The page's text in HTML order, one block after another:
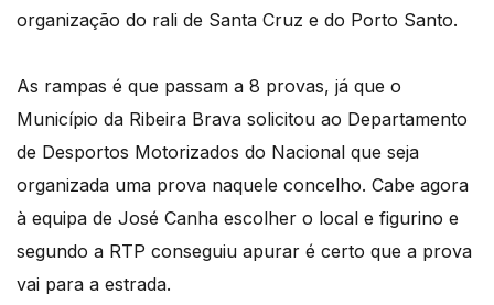
organização do rali de Santa Cruz e do Porto Santo.
As rampas é que passam a 8 provas, já que o
Município da Ribeira Brava solicitou ao Departamento
de Desportos Motorizados do Nacional que seja
organizada uma prova naquele concelho. Cabe agora
à equipa de José Canha escolher o local e figurino e
segundo a RTP conseguiu apurar é certo que a prova
vai para a estrada.